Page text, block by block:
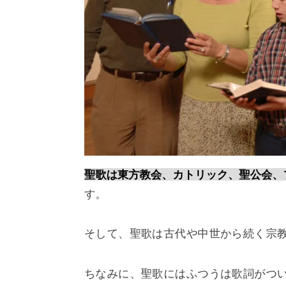
聖歌は東方教会、カトリック、聖公会
す。
そして、聖歌は古代や中世から続く宗
ちなみに、聖歌にはふつうは歌詞がつ